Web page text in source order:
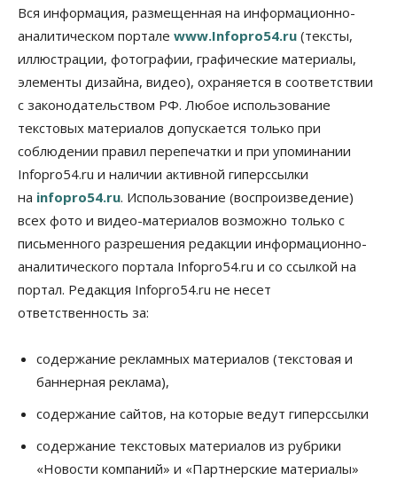
В Новосибирске прошёл митинг
против нового закона о памятниках
07 Августа 2026, 18:00
Бизнес
В аэропорту Толмачёво завершены работы по
бетонированию рулежных дорожек
07 Августа 2026, 17:00
Бизнес Общество
Новосибирцы стали реже оформлять
дома по упрощенной схеме
07 Августа 2026, 16:00
Общество Право&Порядок
Роспотребнадзор изъял почти полторы тонны
мяса в Новосибирской области
Расходы новосибирцев на спорт выросли на 40%
за полгода
07 Августа 2026, 14:35
07 Августа 2026, 14:00
Вся информация, размещенная на информационно-
аналитическом портале www.Infopro54.ru (тексты,
иллюстрации, фотографии, графические материалы,
элементы дизайна, видео), охраняется в соответствии
с законодательством РФ. Любое использование
текстовых материалов допускается только при
соблюдении правил перепечатки и при упоминании
Infopro54.ru и наличии активной гиперссылки
на infopro54.ru. Использование (воспроизведение)
всех фото и видео-материалов возможно только с
письменного разрешения редакции информационно-
аналитического портала Infopro54.ru и со ссылкой на
портал. Редакция Infopro54.ru не несет
ответственность за:
содержание рекламных материалов (текстовая и
баннерная реклама),
содержание сайтов, на которые ведут гиперссылки
содержание текстовых материалов из рубрики
«Новости компаний» и «Партнерские материалы»